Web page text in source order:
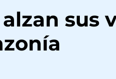
sus